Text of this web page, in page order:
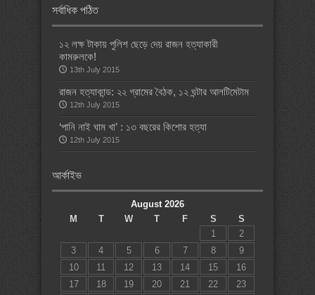
সর্বাধিক পঠিত
১২ লক্ষ টাকায় পুলিশ ছেড়ে দেয় রাজন হত্যাকারী
কামরুলকে!
13th July 2015
রাজন হত্যাকান্ড: ২২ গ্রামের বৈঠক, ১২ ঘন্টার আলটিমেটাম
12th July 2015
‘পানি নাই ঘাম খা’ : ১৩ বছরের কিশোর হত্যা
12th July 2015
আর্কাইভ
August 2026
M
T W T F S
S
1
2
3
4 5 6 7 8
9
10
11 12 13 14 15
16
17
18 19 20 21 22
23